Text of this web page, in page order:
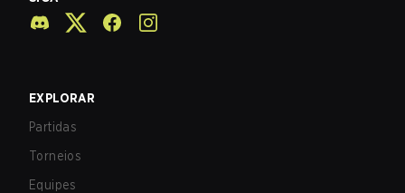
EXPLORAR
Partidas
Torneios
Equipes